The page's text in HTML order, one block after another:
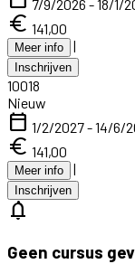
7/9/2026 - 18/1/
euro 141,00
Meer info |
Inschrijven
10018
Nieuw
calendar_today 1/2/2027 - 14/6/
euro 141,00
Meer info |
Inschrijven
notifications
Geen cursus